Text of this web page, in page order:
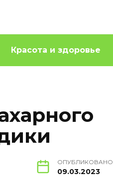
Красота и здоровье
ОПУБЛИКОВАНО
09.03.2023